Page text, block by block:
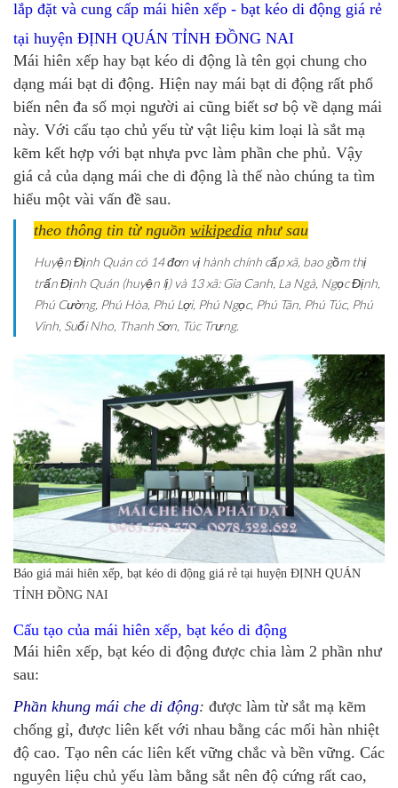
lắp đặt và cung cấp mái hiên xếp - bạt kéo di động giá rẻ
tại huyện ĐỊNH QUÁN TỈNH ĐỒNG NAI
Mái hiên xếp hay bạt kéo di động là tên gọi chung cho
dạng mái bạt di động. Hiện nay mái bạt di động rất phổ
biến nên đa số mọi người ai cũng biết sơ bộ về dạng mái
này. Với cấu tạo chủ yếu từ vật liệu kim loại là sắt mạ
kẽm kết hợp với bạt nhựa pvc làm phần che phủ. Vậy
giá cả của dạng mái che di động là thế nào chúng ta tìm
hiểu một vài vấn đề sau.
theo thông tin từ nguồn wikipedia như sau
Huyện Định Quán có 14 đơn vị hành chính cấp xã, bao gồm thị
trấn Định Quán (huyện lị) và 13 xã: Gia Canh, La Ngà, Ngọc Định,
Phú Cường, Phú Hòa, Phú Lợi, Phú Ngọc, Phú Tân, Phú Túc, Phú
Vinh, Suối Nho, Thanh Sơn, Túc Trưng.
Báo giá mái hiên xếp, bạt kéo di động giá rẻ tại huyện ĐỊNH QUÁN
TỈNH ĐỒNG NAI
Cấu tạo của mái hiên xếp, bạt kéo di động
Mái hiên xếp, bạt kéo di động được chia làm 2 phần như
sau:
Phần khung mái che di động: được làm từ sắt mạ kẽm
chống gỉ, được liên kết với nhau bằng các mối hàn nhiệt
độ cao. Tạo nên các liên kết vững chắc và bền vững. Các
nguyên liệu chủ yếu làm bằng sắt nên độ cứng rất cao,